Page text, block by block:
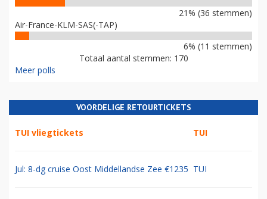
21% (36 stemmen)
Air-France-KLM-SAS(-TAP)
6% (11 stemmen)
Totaal aantal stemmen: 170
Meer polls
VOORDELIGE RETOURTICKETS
TUI vliegtickets TUI
Jul: 8-dg cruise Oost Middellandse Zee €1235 TUI